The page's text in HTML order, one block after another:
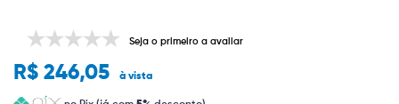
Seja o primeiro a avaliar
R$ 246,05 à vista